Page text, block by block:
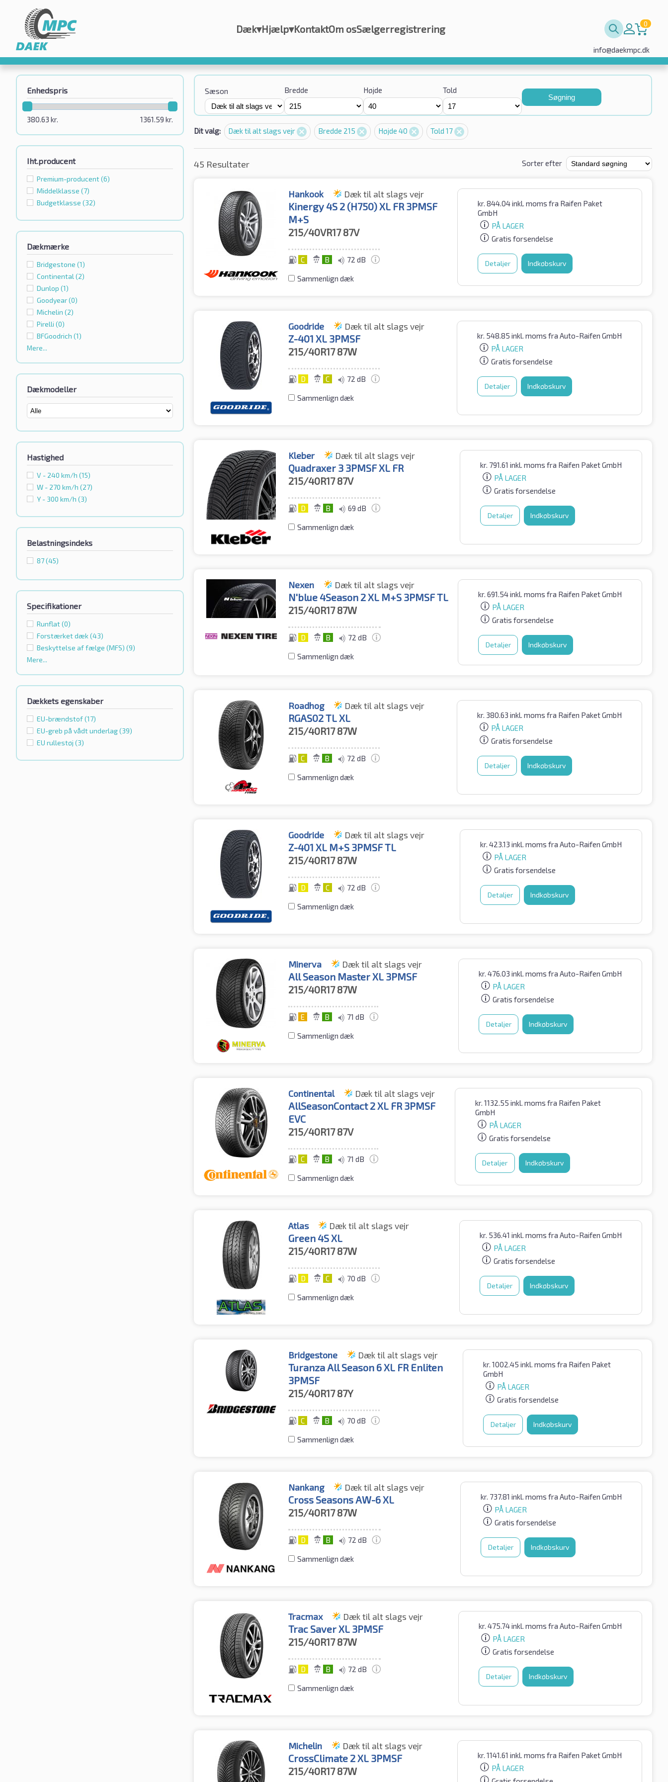
Dæk▾Hjælp▾KontaktOm osSælgerregistrering 0
info@daekmpc.dk
Enhedspris
1361.59 kr.
380.63 kr.
Iht.producent
Premium-producent(6)
Middelklasse (7)
Budgetklassе (32)
Dækmærke
Bridgestone (1)
Continental (2)
Dunlop (1)
Goodyear(0)
Michelin (2)
Pirelli (0)
BFGoodrich (1)
Mere...
Dækmodeller
Hastighed
V - 240 km/h (15)
W - 270 km/h (27)
Y - 300 km/h (3)
Belastningsindeks
87(45)
Specifikationer
Runflat(0)
Forstærket dæk (43)
Beskyttelse af fælge (MFS) (9)
Mere...
Dækkets egenskaber
EU-brændstof(17)
EU-greb på vådt underlag(39)
EU rullestøj (3)
Sæson Bredde Højde Told
Søgning
Dit valg: Dæk til alt slags vejr Bredde 215 Højde 40 Told 17
45 Resultater Sorter efter
Hankook Dæk til alt slags vejr
Kinergy 4S 2 (H750) XL FR 3PMSF
M+S
215/40VR1787V
C B 72 dB
Sammenlign dæk
kr. 844.04inkl. momsfra Raifen Paket
GmbH
PÅ LAGER
Gratis forsendelse
Detaljer Indkøbskurv
Goodride Dæk til alt slags vejr
Z-401 XL 3PMSF
215/40R1787W
D C 72 dB
Sammenlign dæk
kr. 548.85 inkl. moms fra Auto-Raifen GmbH
PÅ LAGER
Gratis forsendelse
Detaljer Indkøbskurv
Kleber Dæk til alt slags vejr
Quadraxer 3 3PMSF XL FR
215/40R1787V
D B 69 dB
Sammenlign dæk
kr. 791.61 inkl. moms fra Raifen Paket GmbH
PÅ LAGER
Gratis forsendelse
Detaljer Indkøbskurv
Nexen Dæk til alt slags vejr
N'blue 4Season 2 XL M+S 3PMSF TL
215/40R1787W
D B 72 dB
Sammenlign dæk
kr. 691.54inkl. moms fra Raifen Paket GmbH
PÅ LAGER
Gratis forsendelse
Detaljer Indkøbskurv
Roadhog Dæk til alt slags vejr
RGAS02 TL XL
215/40R1787W
C B 72 dB
Sammenlign dæk
kr. 380.63 inkl. moms fra Raifen Paket GmbH
PÅ LAGER
Gratis forsendelse
Detaljer Indkøbskurv
Goodride Dæk til alt slags vejr
Z-401 XL M+S 3PMSF TL
215/40R1787W
D C 72 dB
Sammenlign dæk
kr. 423.13 inkl. moms fra Auto-Raifen GmbH
PÅ LAGER
Gratis forsendelse
Detaljer Indkøbskurv
Minerva Dæk til alt slags vejr
All Season Master XL 3PMSF
215/40R1787W
E B 71 dB
Sammenlign dæk
kr. 476.03 inkl. moms fra Auto-Raifen GmbH
PÅ LAGER
Gratis forsendelse
Detaljer Indkøbskurv
Continental Dæk til alt slags vejr
AllSeasonContact 2 XL FR 3PMSF
EVC
215/40R1787V
C B 71 dB
Sammenlign dæk
kr. 1132.55 inkl. moms fra Raifen Paket
GmbH
PÅ LAGER
Gratis forsendelse
Detaljer Indkøbskurv
Atlas Dæk til alt slags vejr
Green 4S XL
215/40R1787W
D C 70 dB
Sammenlign dæk
kr. 536.41 inkl. moms fra Auto-Raifen GmbH
PÅ LAGER
Gratis forsendelse
Detaljer Indkøbskurv
Bridgestone Dæk til alt slags vejr
Turanza All Season 6 XL FR Enliten
3PMSF
215/40R1787Y
C B 70 dB
Sammenlign dæk
kr. 1002.45 inkl. momsfra Raifen Paket
GmbH
PÅ LAGER
Gratis forsendelse
Detaljer Indkøbskurv
Nankang Dæk til alt slags vejr
Cross Seasons AW-6 XL
215/40R1787W
D B 72 dB
Sammenlign dæk
kr. 737.81 inkl. moms fra Auto-Raifen GmbH
PÅ LAGER
Gratis forsendelse
Detaljer Indkøbskurv
Tracmax Dæk til alt slags vejr
Trac Saver XL 3PMSF
215/40R1787W
D B 72 dB
Sammenlign dæk
kr. 475.74inkl. moms fra Auto-Raifen GmbH
PÅ LAGER
Gratis forsendelse
Detaljer Indkøbskurv
Michelin Dæk til alt slags vejr
CrossClimate 2 XL 3PMSF
215/40R1787W
kr. 1141.61 inkl. moms fra Raifen Paket GmbH
PÅ LAGER